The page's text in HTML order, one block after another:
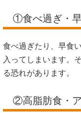
①食べ過ぎ・
食べ過ぎたり、早食
入ってしまいます。
る恐れがあります。
②高脂肪食・